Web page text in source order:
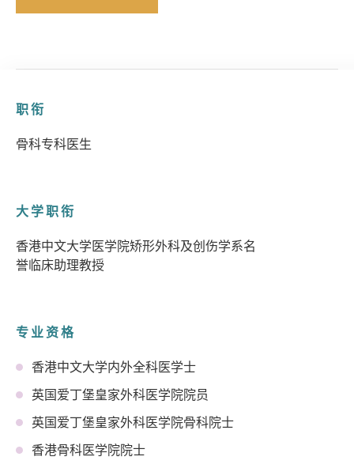
职衔
骨科专科医生
大学职衔
香港中文大学医学院矫形外科及创伤学系名
誉临床助理教授
专业资格
香港中文大学内外全科医学士
英国爱丁堡皇家外科医学院院员
英国爱丁堡皇家外科医学院骨科院士
香港骨科医学院院士